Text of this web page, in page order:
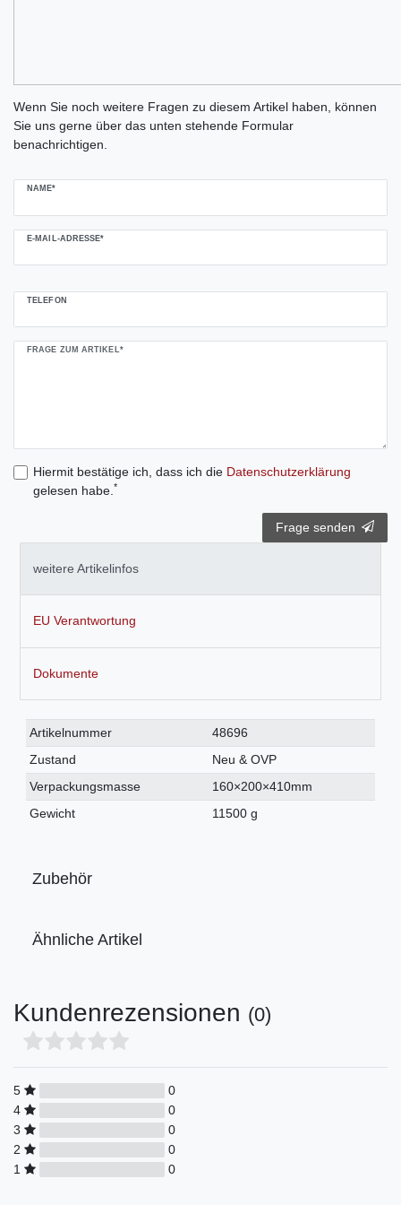
Wenn Sie noch weitere Fragen zu diesem Artikel haben, können
Sie uns gerne über das unten stehende Formular
benachrichtigen.
NAME*
E-MAIL-ADRESSE*
TELEFON
FRAGE ZUM ARTIKEL*
Hiermit bestätige ich, dass ich die Daten­schutz­erklärung
gelesen habe. *
Frage senden
weitere Artikelinfos
EU Verantwortung
Dokumente
Technisches
Merkmal
Wert
Artikelnummer
48696
Zustand
Neu & OVP
Verpackungsmasse
160×200×410mm
Gewicht
11500 g
Zubehör
Ähnliche Artikel
Kundenrezensionen (0)
5
0
4
0
3
0
2
0
1
0